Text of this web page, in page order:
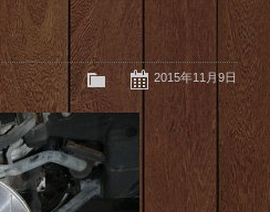
2015年11月9日